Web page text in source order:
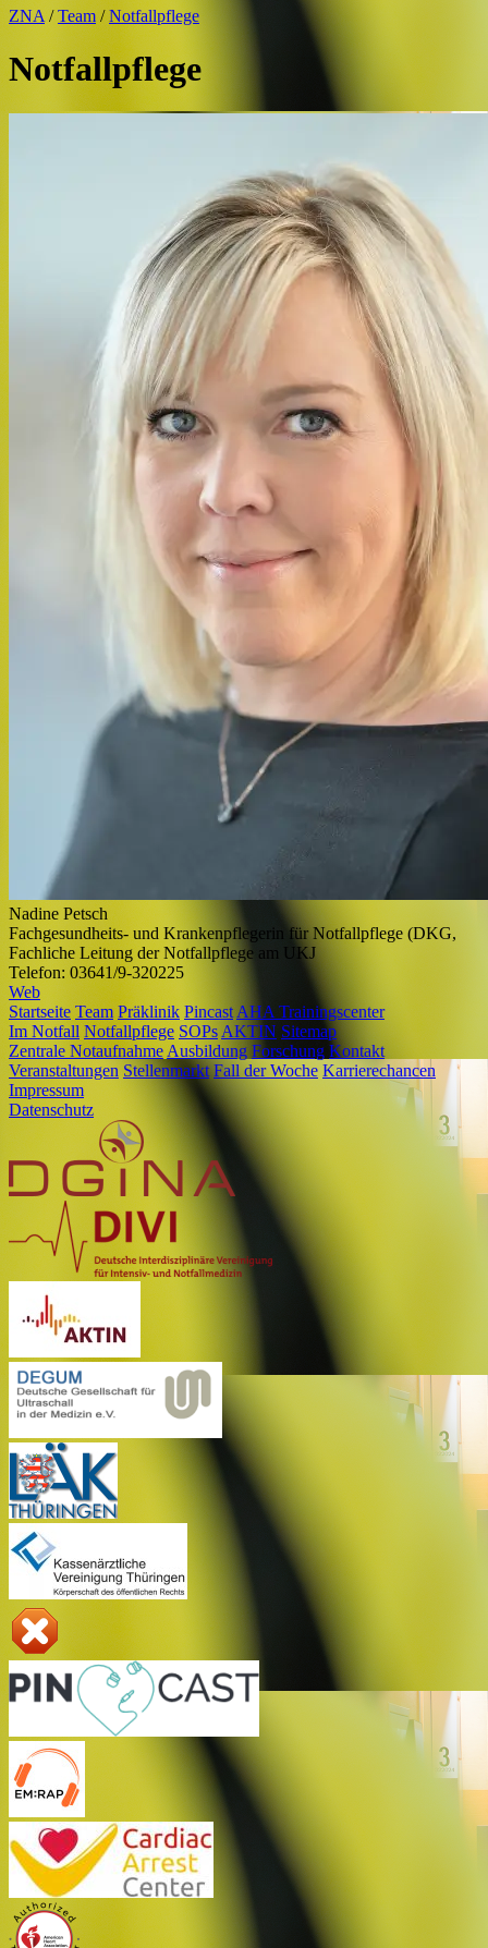
ZNA /Team /Notfallpflege
Notfallpflege
Nadine Petsch
Fachgesundheits- und Krankenpflegerin für Notfallpflege (DKG,
Fachliche Leitung der Notfallpflege am UKJ
Telefon: 03641/9-320225
Web
Startseite Team Präklinik Pincast AHA Trainingscenter
Im Notfall Notfallpflege SOPs AKTIN Sitemap
Zentrale Notaufnahme Ausbildung Forschung Kontakt
Veranstaltungen Stellenmarkt Fall der Woche Karrierechancen
Impressum
Datenschutz